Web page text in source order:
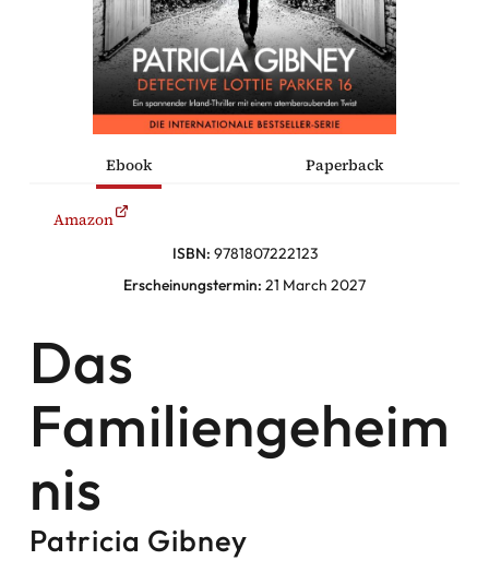
Facebook
Twitter
Komödien
Ebook Paperback
Amazon
ISBN: 9781807222123
Erscheinungstermin: 21 March 2027
Das
Familiengeheim
nis
Patricia Gibney